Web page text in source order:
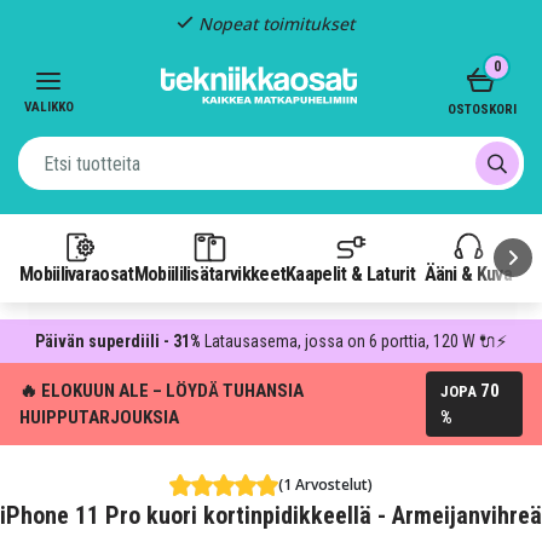
Nopeat toimitukset
VALIKKO
MobiilivaraosatMobiililisätarvikkeetKaapelit & Laturit Ääni & Kuva
0
OSTOSKORI
Päivän superdiili - 31% Latausasema, jossa on 6 porttia, 120 W 🔌⚡
🔥 ELOKUUN ALE – LÖYDÄ TUHANSIA
HUIPPUTARJOUKSIA
JOPA 70
%
(1 Arvostelut)
iPhone 11 Pro kuori kortinpidikkeellä - Armeijanvihreä